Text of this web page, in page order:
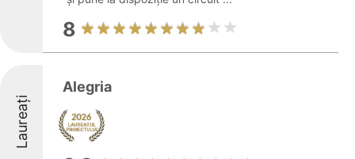
8
Laureați
Alegria